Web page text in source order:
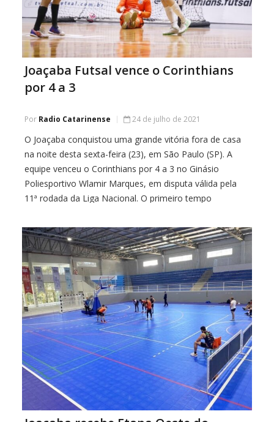
Joaçaba Futsal vence o Corinthians
por 4 a 3
Por Radio Catarinense 24 de julho de 2021
O Joaçaba conquistou uma grande vitória fora de casa
na noite desta sexta-feira (23), em São Paulo (SP). A
equipe venceu o Corinthians por 4 a 3 no Ginásio
Poliesportivo Wlamir Marques, em disputa válida pela
11ª rodada da Liga Nacional. O primeiro tempo
[…]